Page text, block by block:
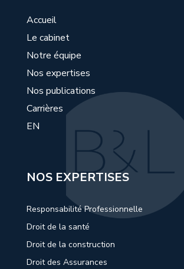
Accueil
Le cabinet
Notre équipe
Nos expertises
Nos publications
Carrières
EN
NOS EXPERTISES
Responsabilité Professionnelle
Droit de la santé
Droit de la construction
Droit des Assurances